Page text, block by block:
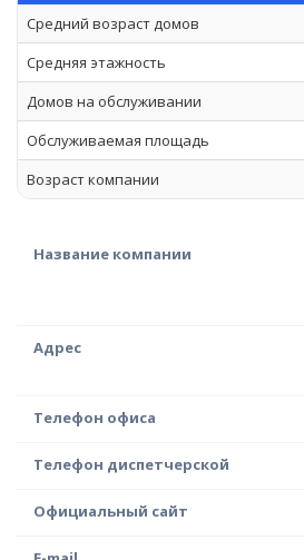
Средний возраст домов
Средняя этажность
Домов на обслуживании
Обслуживаемая площадь
Возраст компании
Название компании
Адрес
Телефон офиса
Телефон диспетчерской
Официальный сайт